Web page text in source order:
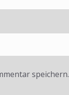
speichern.